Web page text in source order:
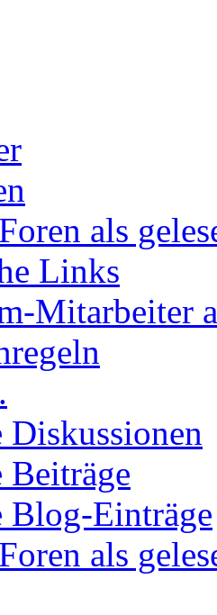
als
Links
Mitarbeiter
Diskussionen
Beiträge
Blog-Einträge
als